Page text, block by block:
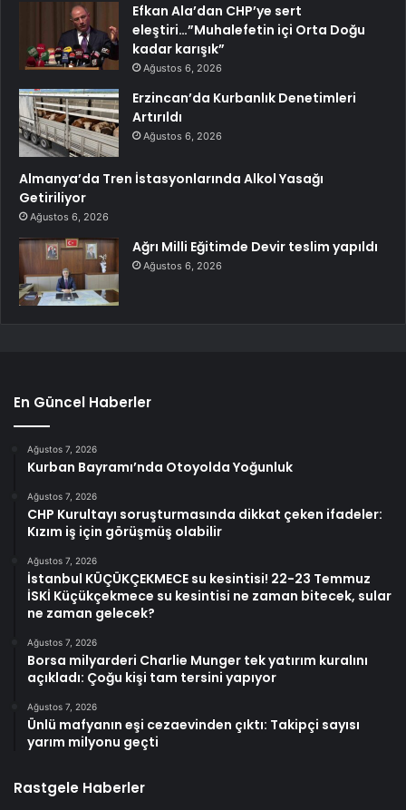
Efkan Ala’dan CHP’ye sert
eleştiri…”Muhalefetin içi Orta Doğu
kadar karışık”
Ağustos 6, 2026
Erzincan’da Kurbanlık Denetimleri
Artırıldı
Ağustos 6, 2026
Almanya’da Tren İstasyonlarında Alkol Yasağı
Getiriliyor
Ağustos 6, 2026
Ağrı Milli Eğitimde Devir teslim yapıldı
Ağustos 6, 2026
En Güncel Haberler
Ağustos 7, 2026
Kurban Bayramı’nda Otoyolda Yoğunluk
Ağustos 7, 2026
CHP Kurultayı soruşturmasında dikkat çeken ifadeler:
Kızım iş için görüşmüş olabilir
Ağustos 7, 2026
İstanbul KÜÇÜKÇEKMECE su kesintisi! 22-23 Temmuz
İSKİ Küçükçekmece su kesintisi ne zaman bitecek, sular
ne zaman gelecek?
Ağustos 7, 2026
Borsa milyarderi Charlie Munger tek yatırım kuralını
açıkladı: Çoğu kişi tam tersini yapıyor
Ağustos 7, 2026
Ünlü mafyanın eşi cezaevinden çıktı: Takipçi sayısı
yarım milyonu geçti
Rastgele Haberler